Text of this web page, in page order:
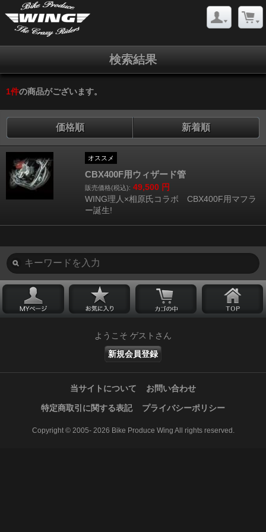
検索結果
1件の商品がございます。
価格順 新着順
オススメ
CBX400F用ウィザード管
販売価格(税込): 49,500 円
WING理人×相原氏コラボ CBX400F用マフラ
ー誕生!
ようこそ ゲストさん
新規会員登録
当サイトについて お問い合わせ
特定商取引に関する表記 プライバシーポリシー
Copyright © 2005- 2026 Bike Produce Wing All rights reserved.